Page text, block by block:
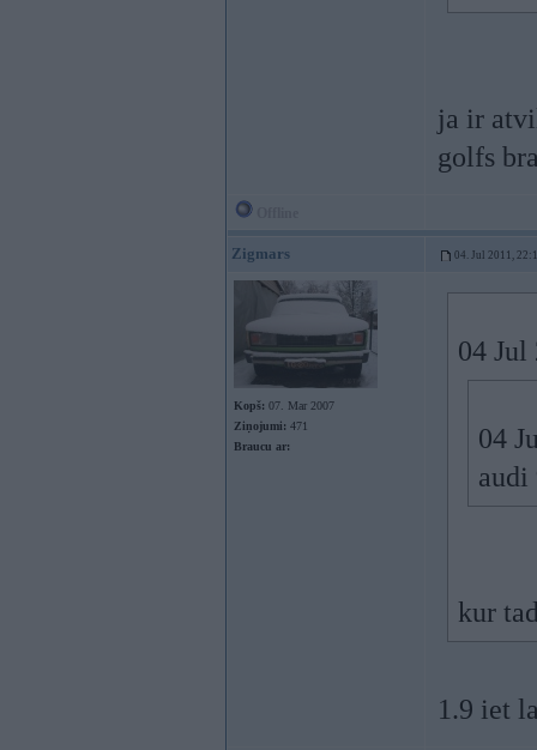
ja ir
golfs
Zigmars 04. Jul 2011,
Kopš: 07. Mar 2007
Ziņojumi: 471
Braucu ar:
04 Jul
04
kur
1.9 iet